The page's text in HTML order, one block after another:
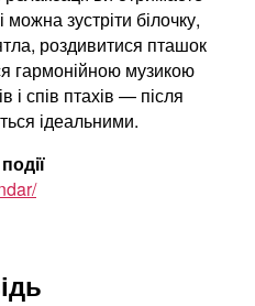
зустріти білочку,
роздивитися пташок
гармонійною музикою
і спів птахів — після
ідеальними.